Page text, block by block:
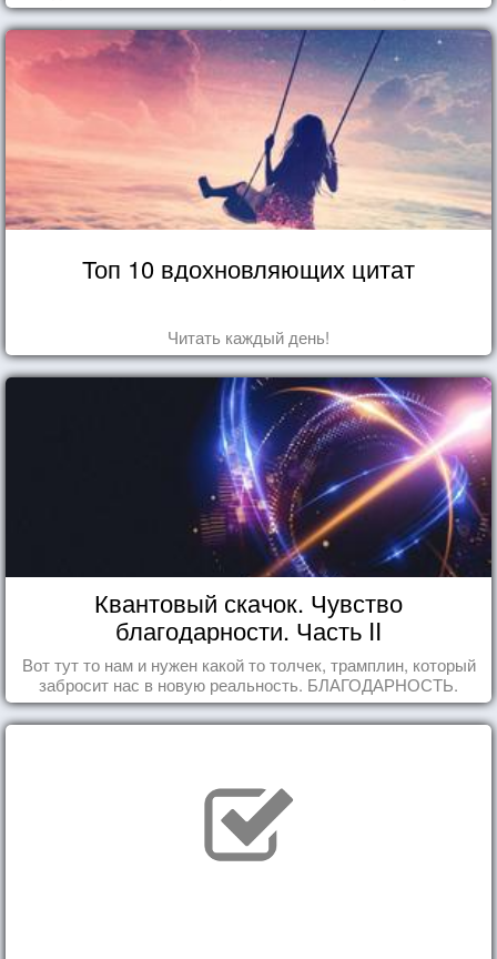
Топ 10 вдохновляющих цитат
Читать каждый день!
Квантовый скачок. Чувство
благодарности. Часть II
Вот тут то нам и нужен какой то толчек, трамплин, который
забросит нас в новую реальность. БЛАГОДАРНОСТЬ.